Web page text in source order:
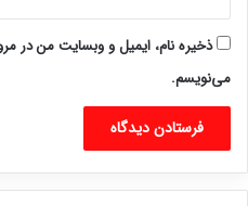
ذخیره نام، ایمیل و وبسایت من در
می‌نویسم.